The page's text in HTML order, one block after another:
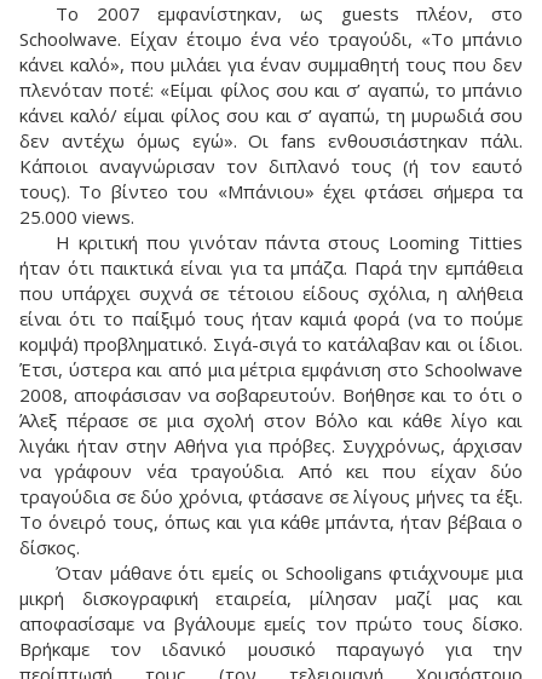
Το 2007 εμφανίστηκαν, ως guests πλέον, στο
Schoolwave. Είχαν έτοιμο ένα νέο τραγούδι, «Το μπάνιο
κάνει καλό», που μιλάει για έναν συμμαθητή τους που δεν
πλενόταν ποτέ: «Είμαι φίλος σου και σ’ αγαπώ, το μπάνιο
κάνει καλό/ είμαι φίλος σου και σ’ αγαπώ, τη μυρωδιά σου
δεν αντέχω όμως εγώ». Οι fans ενθουσιάστηκαν πάλι.
Κάποιοι αναγνώρισαν τον διπλανό τους (ή τον εαυτό
τους). Το βίντεο του «Μπάνιου» έχει φτάσει σήμερα τα
25.000 views.
Η κριτική που γινόταν πάντα στους Looming Titties
ήταν ότι παικτικά είναι για τα μπάζα. Παρά την εμπάθεια
που υπάρχει συχνά σε τέτοιου είδους σχόλια, η αλήθεια
είναι ότι το παίξιμό τους ήταν καμιά φορά (να το πούμε
κομψά) προβληματικό. Σιγά-σιγά το κατάλαβαν και οι ίδιοι.
Έτσι, ύστερα και από μια μέτρια εμφάνιση στο Schoolwave
2008, αποφάσισαν να σοβαρευτούν. Βοήθησε και το ότι ο
Άλεξ πέρασε σε μια σχολή στον Βόλο και κάθε λίγο και
λιγάκι ήταν στην Αθήνα για πρόβες. Συγχρόνως, άρχισαν
να γράφουν νέα τραγούδια. Από κει που είχαν δύο
τραγούδια σε δύο χρόνια, φτάσανε σε λίγους μήνες τα έξι.
Το όνειρό τους, όπως και για κάθε μπάντα, ήταν βέβαια ο
δίσκος.
Όταν μάθανε ότι εμείς οι Schooligans φτιάχνουμε μια
μικρή δισκογραφική εταιρεία, μίλησαν μαζί μας και
αποφασίσαμε να βγάλουμε εμείς τον πρώτο τους δίσκο.
Βρήκαμε τον ιδανικό μουσικό παραγωγό για την